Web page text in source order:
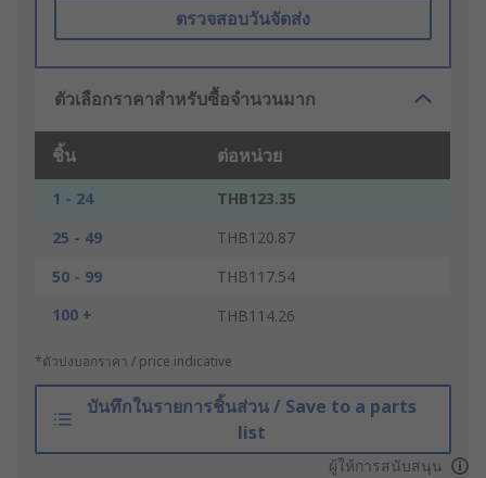
ตรวจสอบวันจัดส่ง
ตัวเลือกราคาสำหรับซื้อจำนวนมาก
ชิ้น ต่อหน่วย
1 - 24
THB123.35
25 - 49
THB120.87
50 - 99
THB117.54
100 +
THB114.26
*ตัวบ่งบอกราคา / price indicative
บันทึกในรายการชิ้นส่วน / Save to a parts
list
ผู้ให้การสนับสนุน